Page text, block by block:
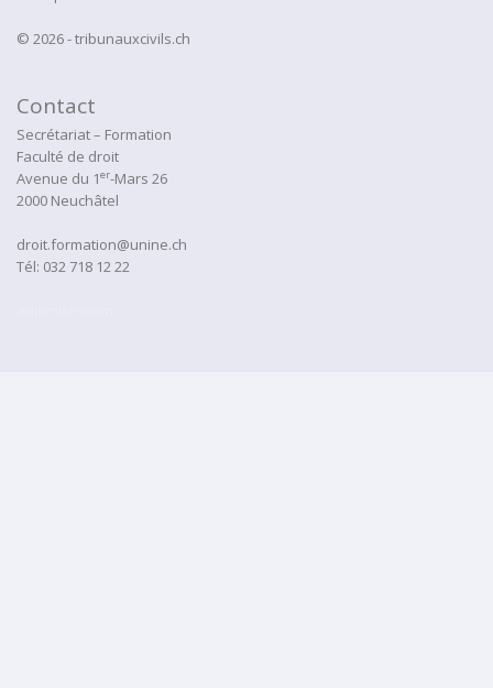
© 2026 - tribunauxcivils.ch
Contact
Secrétariat – Formation
Faculté de droit
Avenue du 1er-Mars 26
2000 Neuchâtel
droit.formation@unine.ch
Tél: 032 718 12 22